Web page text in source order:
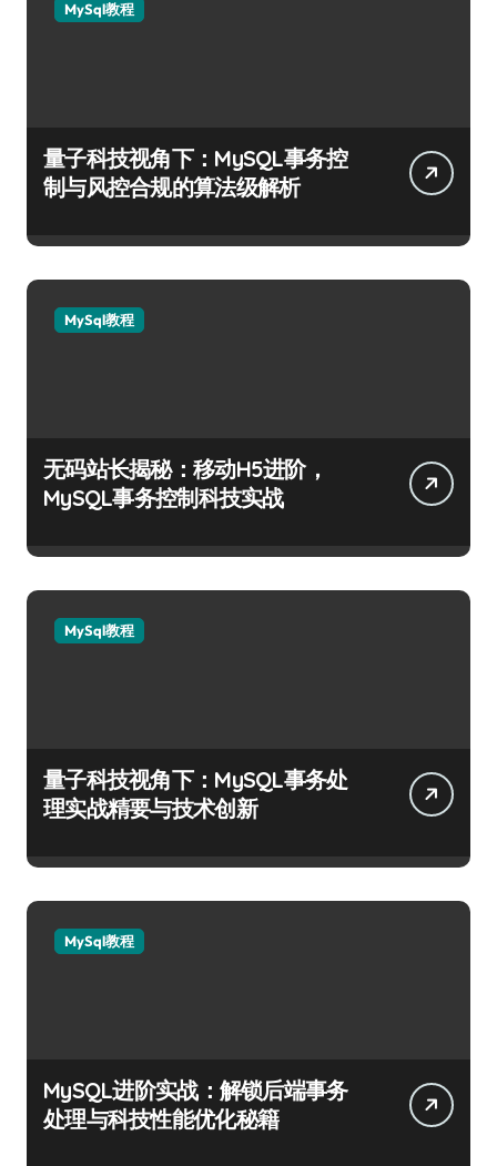
MySql教程
量子科技视角下：MySQL事务控
制与风控合规的算法级解析
MySql教程
无码站长揭秘：移动H5进阶，
MySQL事务控制科技实战
MySql教程
量子科技视角下：MySQL事务处
理实战精要与技术创新
MySql教程
MySQL进阶实战：解锁后端事务
处理与科技性能优化秘籍